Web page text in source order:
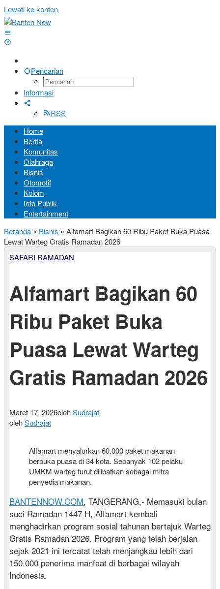
Lewati ke konten
Pencarian
Informasi
RSS
Home
Berita
Komunitas
Olahraga
Bisnis
Otomotif
Kolom
Info Publik
Entertainment
Beranda » Bisnis » Alfamart Bagikan 60 Ribu Paket Buka Puasa
Lewat Warteg Gratis Ramadan 2026
SAFARI RAMADAN
Alfamart Bagikan 60
Ribu Paket Buka
Puasa Lewat Warteg
Gratis Ramadan 2026
Maret 17, 2026olehSudrajat-
olehSudrajat
Alfamart menyalurkan 60.000 paket makanan
berbuka puasa di 34 kota. Sebanyak 102 pelaku
UMKM warteg turut dilibatkan sebagai mitra
penyedia makanan.
BANTENNOW.COM, TANGERANG,- Memasuki bulan
suci Ramadan 1447 H, Alfamart kembali
menghadirkan program sosial tahunan bertajuk Warteg
Gratis Ramadan 2026. Program yang telah berjalan
sejak 2021 ini tercatat telah menjangkau lebih dari
150.000 penerima manfaat di berbagai wilayah
Indonesia.